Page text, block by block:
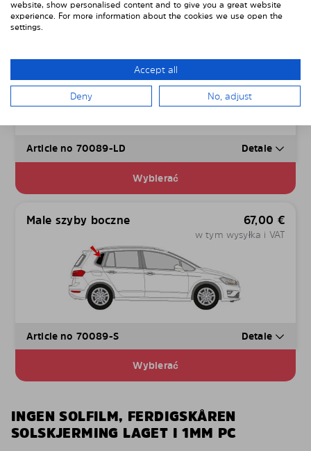
Male szyby drzwi
Article no 70089-LD Detale
Wybierać
Male szyby boczne 67,00 €
w tym wysyłka i VAT
Article no 70089-S Detale
Wybierać
INGEN SOLFILM, FERDIGSKÅREN
SOLSKJERMING LAGET I 1MM PC
website, show personalised content and to give you a great website
experience. For more information about the cookies we use open the
settings.
Accept all
Deny No, adjust